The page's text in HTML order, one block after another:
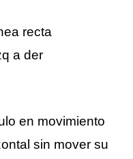
recta
a der
en movimiento
sin mover su